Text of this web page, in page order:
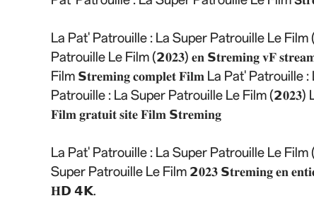
La Pat' Patrouille : La Super Patrouille Le Film
Patrouille Le Film (𝟮𝟎𝟐𝟑) 𝐞𝐧 𝗦𝐭𝐫𝐞𝐦𝐢𝐧𝐠 𝐯𝐅
Film 𝗦𝐭𝐫𝐞𝐦𝐢𝐧𝐠 𝐜𝐨𝐦𝐩𝐥𝐞𝐭 𝐅𝐢𝐥𝐦 La Pat'
Patrouille : La Super Patrouille Le Film
𝐅𝐢𝐥𝐦 𝐠𝐫𝐚𝐭𝐮𝐢𝐭 𝐬𝐢𝐭𝐞 𝐅𝐢𝐥𝐦 𝗦𝐭𝐫𝐞𝐦𝐢𝐧𝐠
La Pat' Patrouille : La Super Patrouille Le Film
Super Patrouille Le Film 𝟮𝟎𝟐𝟑 𝗦𝐭𝐫𝐞𝐦𝐢𝐧𝐠 𝐞𝐧
𝐇𝗗 𝟰𝗞.